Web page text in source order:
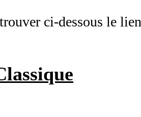
ci-dessous le